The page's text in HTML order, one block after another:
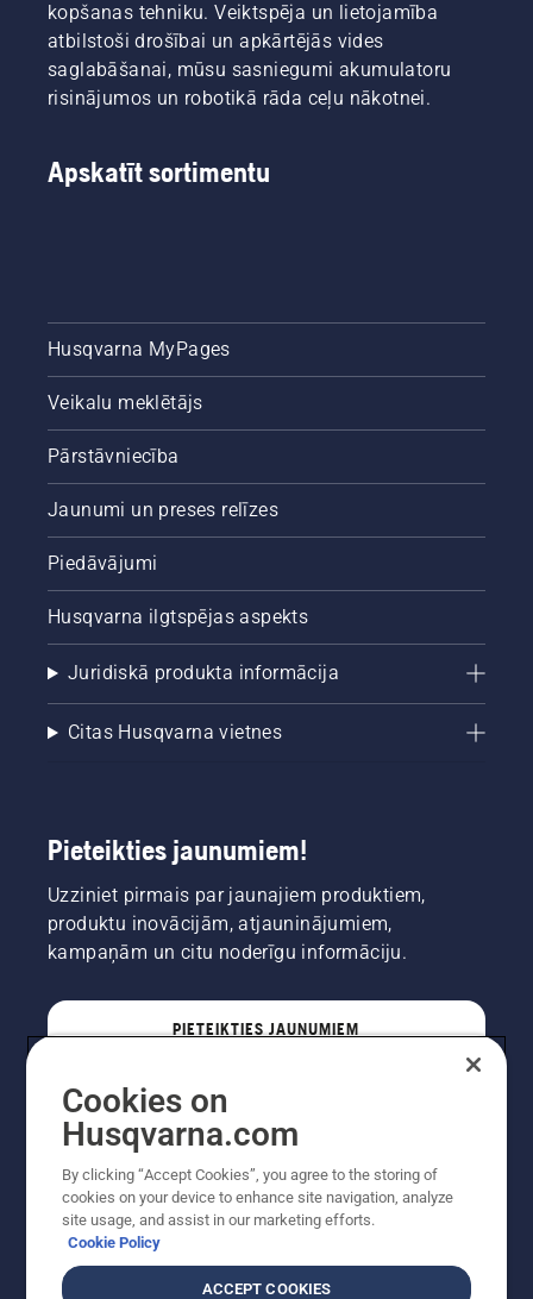
kopšanas tehniku. Veiktspēja un lietojamība
atbilstoši drošībai un apkārtējās vides
saglabāšanai, mūsu sasniegumi akumulatoru
risinājumos un robotikā rāda ceļu nākotnei.
Apskatīt sortimentu
Husqvarna MyPages
Veikalu meklētājs
Pārstāvniecība
Jaunumi un preses relīzes
Piedāvājumi
Husqvarna ilgtspējas aspekts
Juridiskā produkta informācija
Citas Husqvarna vietnes
Pieteikties jaunumiem!
Uzziniet pirmais par jaunajiem produktiem,
produktu inovācijām, atjauninājumiem,
kampaņām un citu noderīgu informāciju.
PIETEIKTIES JAUNUMIEM
Cookies on
Husqvarna.com
By clicking “Accept Cookies”, you agree to the storing of
cookies on your device to enhance site navigation, analyze
site usage, and assist in our marketing efforts.
Cookie Policy
ACCEPT COOKIES